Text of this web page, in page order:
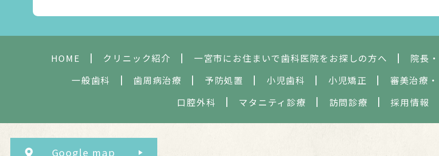
HOME クリニック紹介 一宮市にお住まいで歯科医院をお探しの方へ
院長
一般歯科
歯周病治療 予防処置 小児歯科 小児矯正 審美治療
口腔外科
マタニティ診療 訪問診療 採用情報
Google map